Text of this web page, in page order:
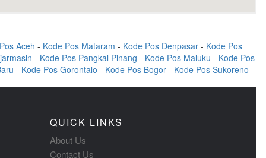
Aceh - Kode Pos Mataram - Kode Pos Denpasar - Kode Pos
- Kode Pos Pangkal Pinang - Kode Pos Maluku - Kode Pos
- Kode Pos Gorontalo - Kode Pos Bogor - Kode Pos Sukoreno -
QUICK LINKS
About Us
Contact Us